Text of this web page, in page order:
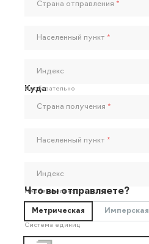
Страна отправления *
Населенный пункт *
Индекс
Необязательно
Куда
Страна получения *
Населенный пункт *
Индекс
Необязательно
Что вы отправляете?
Метрическая Имперская
Система единиц